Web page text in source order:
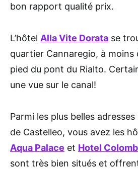
bon rapport qualité prix.
L’hôtel Alla Vite Dorata se
quartier Cannaregio, à moins
pied du pont du Rialto.
une vue sur le canal!
Parmi les plus belles
de Castelleo, vous avez les
Aqua Palace et Hotel
sont très bien situés et